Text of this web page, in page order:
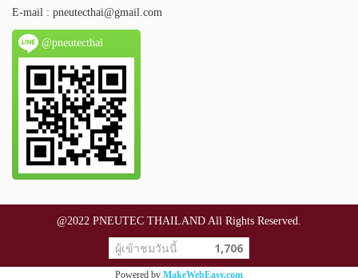
E-mail : pneutecthai@gmail.com
@pneutecthai
@2022 PNEUTEC THAILAND All Rights Reserved.
ผู้เข้าชมวันนี้ 1,706
Powered by MakeWebEasy.com